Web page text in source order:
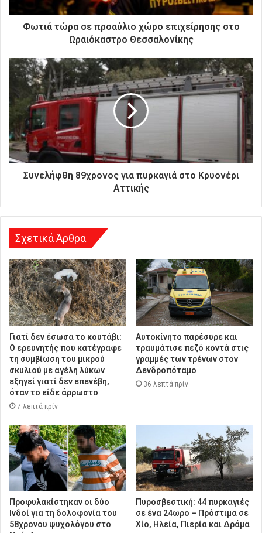
τ
ι
δ
ι
ε
ν
Φωτιά τώρα σε προαύλιο χώρο επιχείρησης στο
Ωραιόκαστρο Θεσσαλονίκης
Συνελήφθη 89χρονος για πυρκαγιά στο Κρυονέρι
Αττικής
Σχετικά Άρθρα
Γιατί δεν έσωσα το κουτάβι:
Ο ερευνητής που κατέγραφε
τη συμβίωση του μικρού
σκυλιού με αγέλη λύκων
εξηγεί γιατί δεν επενέβη,
όταν το είδε άρρωστο
7 λεπτά πρίν
Αυτοκίνητο παρέσυρε και
τραυμάτισε πεζό κοντά στις
γραμμές των τρένων στον
Δενδροπόταμο
36 λεπτά πρίν
Προφυλακίστηκαν οι δύο
Ινδοί για τη δολοφονία του
58χρονου ψυχολόγου στο
Πυροσβεστική: 44 πυρκαγιές
σε ένα 24ωρο – Πρόστιμα σε
Χίο, Ηλεία, Πιερία και Δράμα